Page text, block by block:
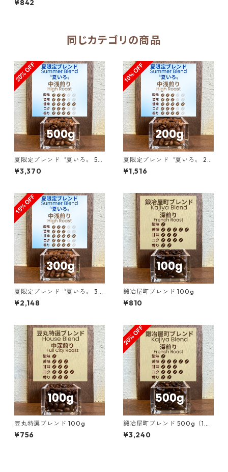
¥842
同じカテゴリの商品
夏限定ブレンド〝夏いろ〟 50
0g（100g単価の20％OFF）
¥3,370
夏限定ブレンド〝夏いろ〟 20
0g（100g単価の10％OFF）
¥1,516
夏限定ブレンド〝夏いろ〟 30
0g（100g単価の15％OFF）
¥2,148
鍛冶屋町ブレンド 100g
¥810
豆丸特選ブレンド 100g
¥756
鍛冶屋町ブレンド 500g（10
0g単価の20%OFF）
¥3,240